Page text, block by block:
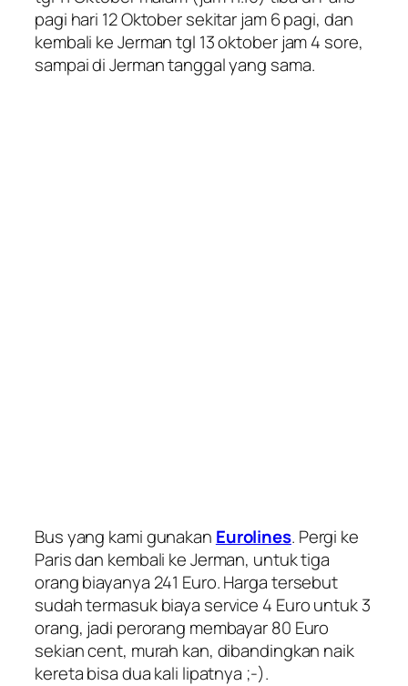
pagi hari 12 Oktober sekitar jam 6 pagi, dan
kembali ke Jerman tgl 13 oktober jam 4 sore,
sampai di Jerman tanggal yang sama.
Bus yang kami gunakan Eurolines. Pergi ke
Paris dan kembali ke Jerman, untuk tiga
orang biayanya 241 Euro. Harga tersebut
sudah termasuk biaya service 4 Euro untuk 3
orang, jadi perorang membayar 80 Euro
sekian cent, murah kan, dibandingkan naik
kereta bisa dua kali lipatnya ;-).